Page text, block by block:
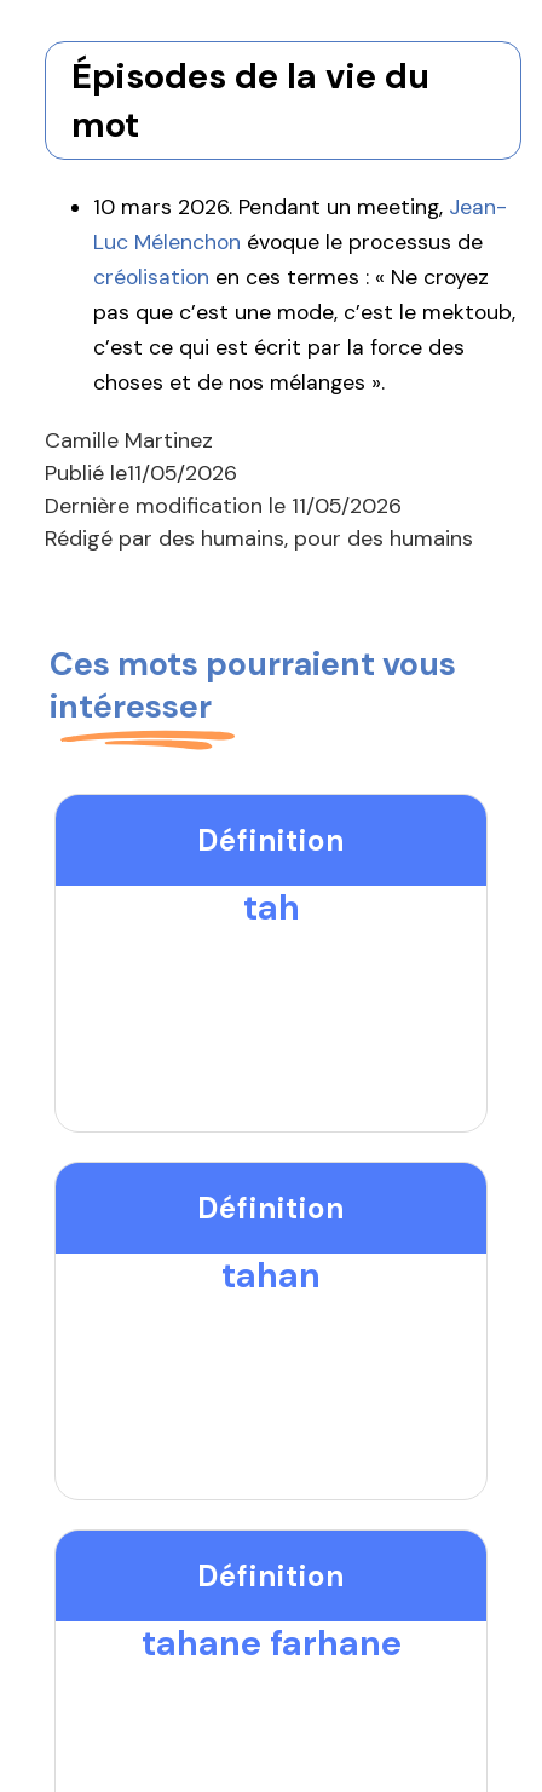
Épisodes de la vie du
mot
10 mars 2026. Pendant un meeting, Jean-
Luc Mélenchon évoque le processus de
créolisation en ces termes : « Ne croyez
pas que c’est une mode, c’est le mektoub,
c’est ce qui est écrit par la force des
choses et de nos mélanges ».
Camille Martinez
Publié le11/05/2026
Dernière modification le 11/05/2026
Rédigé par des humains, pour des humains
Ces mots pourraient vous
intéresser
Définition
tah
Définition
tahan
Définition
tahane farhane